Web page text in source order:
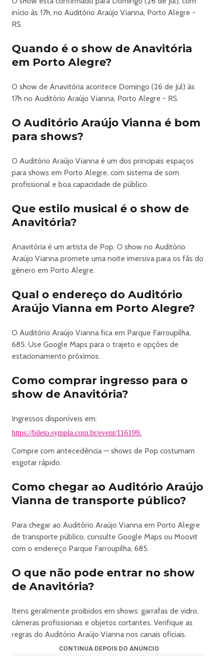
Meia entrada (desconto de 50%): R$ 150
Inteira: R$ 300
Plateia Gold:
mediante a doação de 1kg de alimento não perecível): R$
200
Inteira: R$ 380
Pista Lateral em Pé (direita / esquerda):
mediante a doação de 1kg de alimento não perecível): R$
90
Inteira: R$ 160
Mesas Bistrôs (4 lugares): R$ 700
_________________________________
Plateia Alta Lateral:
Inteira solidária (todas as pessoas podem comprar
mediante a doação de 1kg de alimento não perecível): R$
Meia entrada (desconto de 50%): R$ 110
Inteira: R$ 220
Plateia Alta Central:
mediante a doação de 1kg de alimento não perecível): R$
130
Inteira: R$ 240
Plateia Baixa Lateral:
Inteira solidária (todas as pessoas podem comprar
140
Meia entrada (desconto de 50%): R$ 130
Plateia Baixa Central:
mediante a doação de 1kg de alimento não perecível): R$
180
Meia entrada (desconto de 50%): R$ 170
Plateia Gold:
Inteira solidária (todas as pessoas podem comprar
mediante a doação de 1kg de alimento não perecível): R$
220
Meia entrada (desconto de 50%): R$ 210
Inteira: R$ 420
_________________________________
Lote 3:
Plateia Alta Lateral:
Inteira solidária (todas as pessoas podem comprar
140
Meia entrada (desconto de 50%): R$ 130
Inteira: R$ 260
Plateia Alta Central:
início às 17h, no Auditório Araújo Vianna, Porto Alegre -
RS.
Quando é o show de Anavitória
em Porto Alegre?
O show de Anavitória acontece Domingo (26 de Jul) às
17h no Auditório Araújo Vianna, Porto Alegre - RS.
O Auditório Araújo Vianna é bom
para shows?
O Auditório Araújo Vianna é um dos principais espaços
para shows em Porto Alegre, com sistema de som
profissional e boa capacidade de público.
Que estilo musical é o show de
Anavitória?
Anavitória é um artista de Pop. O show no Auditório
Araújo Vianna promete uma noite imersiva para os fãs do
gênero em Porto Alegre.
Qual o endereço do Auditório
Araújo Vianna em Porto Alegre?
O Auditório Araújo Vianna fica em Parque Farroupilha,
685. Use Google Maps para o trajeto e opções de
estacionamento próximos.
Como comprar ingresso para o
show de Anavitória?
Ingressos disponíveis em:
https://bileto.sympla.com.br/event/116199.
Compre com antecedência — shows de Pop costumam
esgotar rápido.
Como chegar ao Auditório Araújo
Vianna de transporte público?
Para chegar ao Auditório Araújo Vianna em Porto Alegre
de transporte público, consulte Google Maps ou Moovit
com o endereço Parque Farroupilha, 685.
O que não pode entrar no show
de Anavitória?
Itens geralmente proibidos em shows: garrafas de vidro,
câmeras profissionais e objetos cortantes. Verifique as
regras do Auditório Araújo Vianna nos canais oficiais.
CONTINUA DEPOIS DO ANÚNCIO